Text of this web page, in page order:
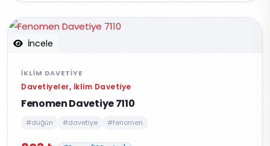
İncele
İKLIM DAVETIYE
Davetiyeler, İklim Davetiye
Fenomen Davetiye 7110
#düğün #davetiye #fenomen